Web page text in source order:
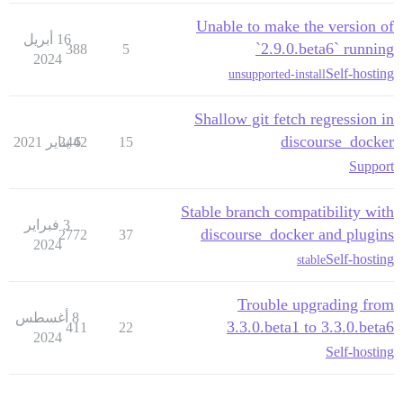
Unable to make the version of
`2.9.0.beta6` running
Self-hosting
unsupported-install
5
388
16 أبريل
2024
Shallow git fetch regression in
discourse_docker
Support
15
2442
6 يناير 2021
Stable branch compatibility with
discourse_docker and plugins
Self-hosting
stable
37
2772
3 فبراير
2024
Trouble upgrading from
3.3.0.beta1 to 3.3.0.beta6
Self-hosting
22
411
8 أغسطس
2024